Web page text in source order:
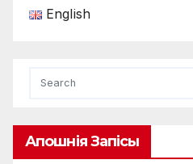
English
Апошнія Запісы